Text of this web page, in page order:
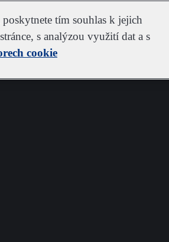
tím souhlas k jejich
s analýzou využití dat a s
cookie